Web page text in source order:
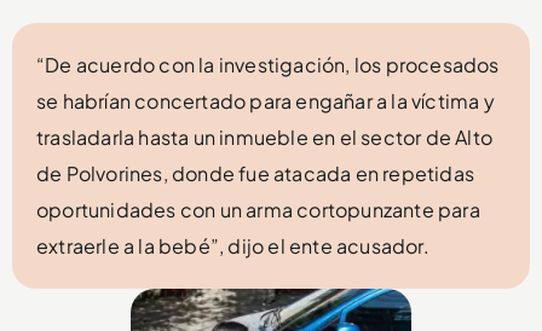
“De acuerdo con la investigación, los procesados
se habrían concertado para engañar a la víctima y
trasladarla hasta un inmueble en el sector de Alto
de Polvorines, donde fue atacada en repetidas
oportunidades con un arma cortopunzante para
extraerle a la bebé”, dijo el ente acusador.